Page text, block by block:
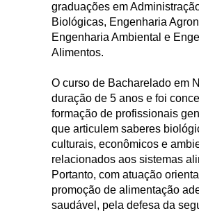
graduações em
Biológicas, Engenharia
Engenharia Ambiental e
Alimentos.
O curso de Bacharelado em
duração de 5 anos e foi
formação de profissionais
que articulem saberes
culturais, econômicos e
relacionados aos sistemas
Portanto, com atuação
promoção de alimentação
saudável, pela defesa da